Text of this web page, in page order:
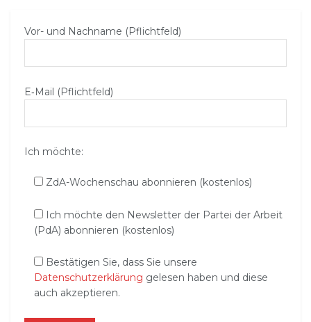
Vor- und Nachname (Pflichtfeld)
E‑Mail (Pflichtfeld)
Ich möchte:
ZdA-Wochenschau abonnieren (kostenlos)
Ich möchte den Newsletter der Partei der Arbeit
(PdA) abonnieren (kostenlos)
Bestätigen Sie, dass Sie unsere
Datenschutzerklärung gelesen haben und diese
auch akzeptieren.